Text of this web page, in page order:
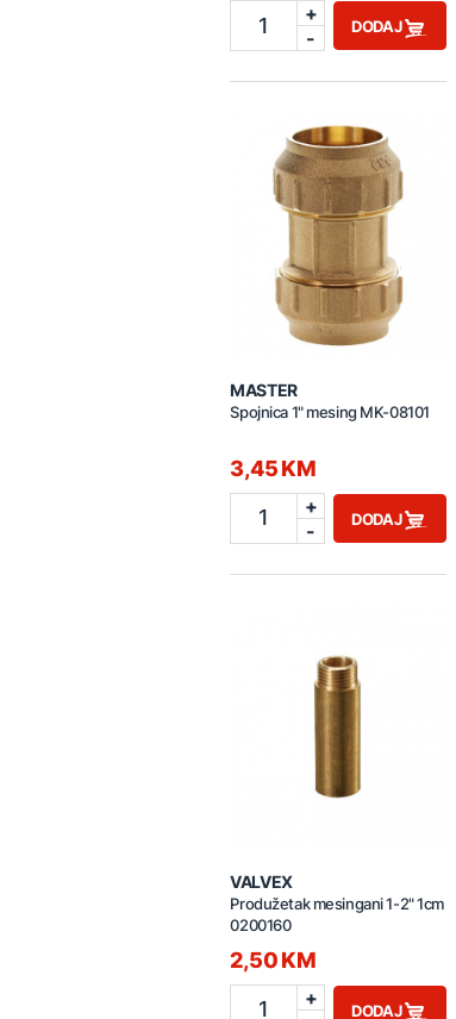
1
+
-
DODAJ
MASTER
Spojnica 1" mesing MK-08101
3,45 KM
1
+
-
DODAJ
VALVEX
Produžetak mesingani 1-2" 1cm
0200160
2,50 KM
1
+
DODAJ